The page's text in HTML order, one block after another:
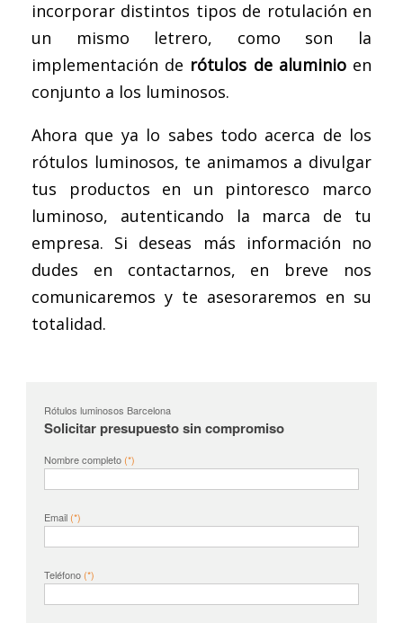
incorporar distintos tipos de rotulación en
un mismo letrero, como son la
implementación de rótulos de aluminioen
conjunto a los luminosos.
Ahora que ya lo sabes todo acerca de los
rótulos luminosos, te animamos a divulgar
tus productos en un pintoresco marco
luminoso, autenticando la marca de tu
empresa. Si deseas más información no
dudes en contactarnos, en breve nos
comunicaremos y te asesoraremos en su
totalidad.
Rótulos luminosos Barcelona
Solicitar presupuesto sin compromiso
Nombre completo (*)
Email (*)
Teléfono (*)